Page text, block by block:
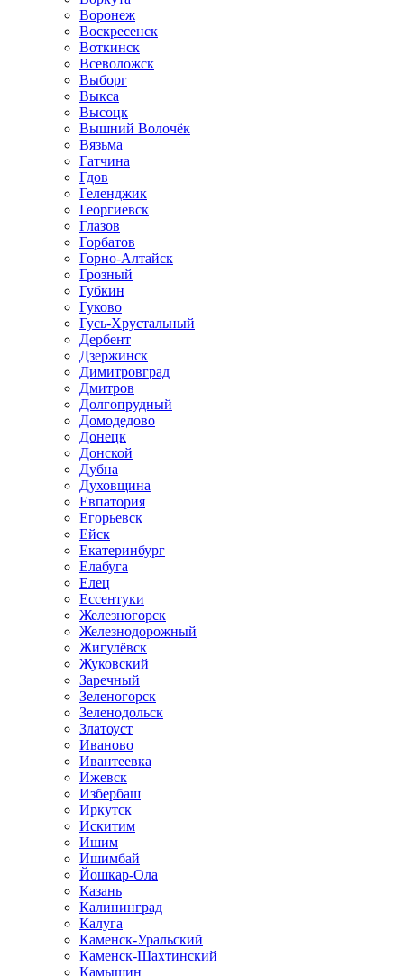
Воронеж
Воскресенск
Воткинск
Всеволожск
Выборг
Выкса
Высоцк
Вышний Волочёк
Вязьма
Гатчина
Гдов
Геленджик
Георгиевск
Глазов
Горбатов
Горно-Алтайск
Грозный
Губкин
Гуково
Гусь-Хрустальный
Дербент
Дзержинск
Димитровград
Дмитров
Долгопрудный
Домодедово
Донецк
Донской
Дубна
Духовщина
Евпатория
Егорьевск
Ейск
Екатеринбург
Елабуга
Елец
Ессентуки
Железногорск
Железнодорожный
Жигулёвск
Жуковский
Заречный
Зеленогорск
Зеленодольск
Златоуст
Иваново
Ивантеевка
Ижевск
Избербаш
Иркутск
Искитим
Ишим
Ишимбай
Йошкар-Ола
Казань
Калининград
Калуга
Каменск-Уральский
Каменск-Шахтинский
Камышин